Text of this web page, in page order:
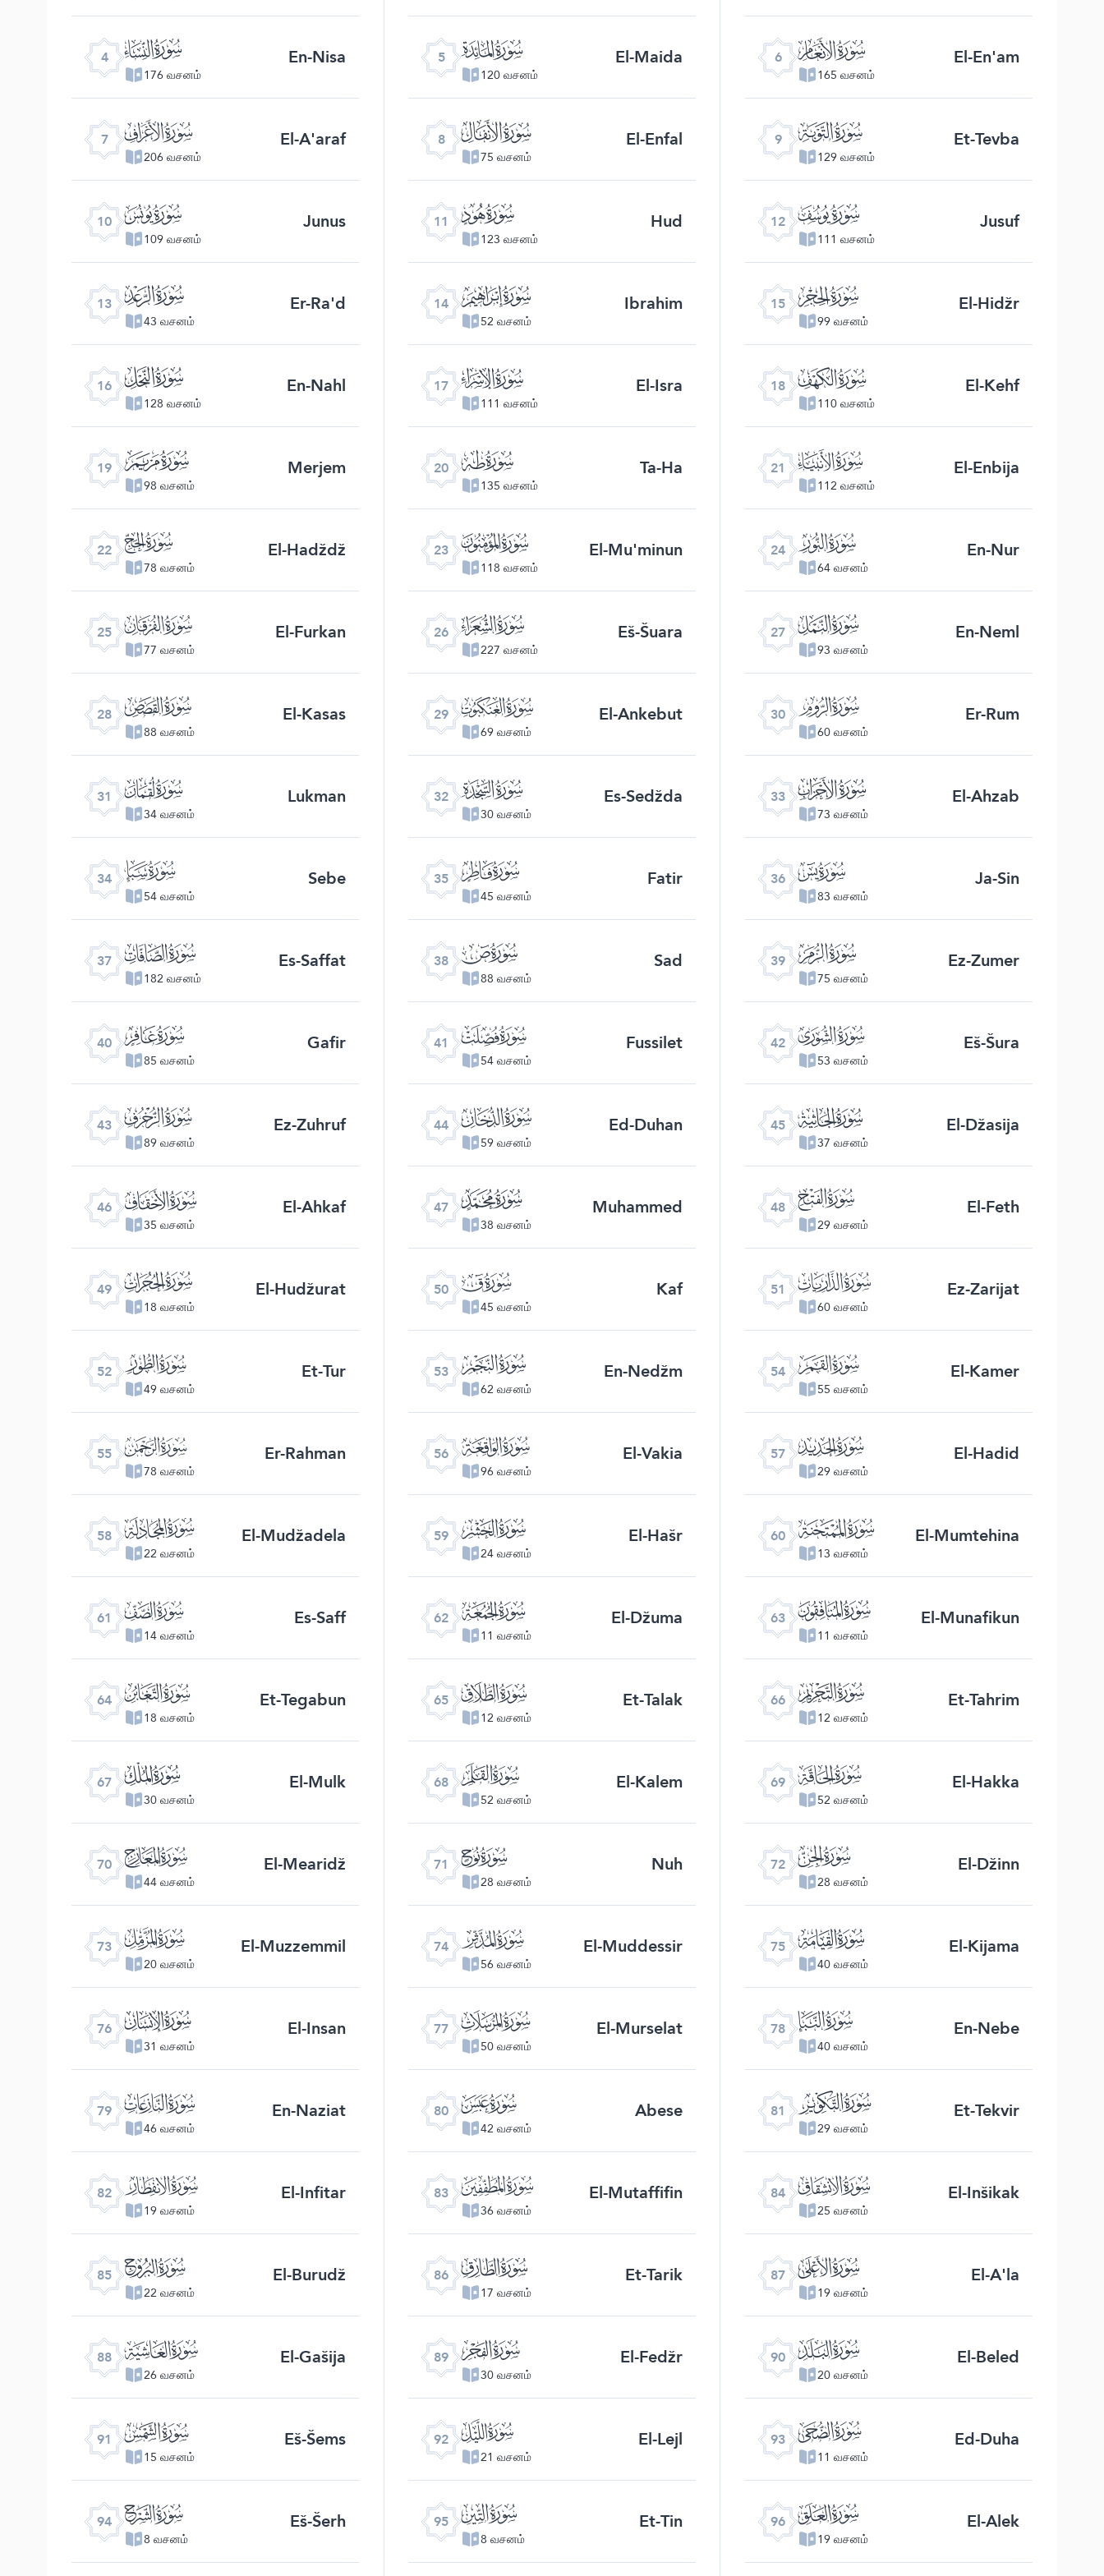
4 ﮐ
176 வசனம்
En-Nisa 5 ﮑ
120 வசனம்
El-Maida 6 ﮒ
165 வசனம்
El-En'am
7 ﮓ
206 வசனம்
El-A'araf 8 ﮔ
75 வசனம்
El-Enfal 9 ﮕ
129 வசனம்
Et-Tevba
10 ﮖ
109 வசனம்
Junus 11 ﮗ
123 வசனம்
Hud 12 ﮘ
111 வசனம்
Jusuf
13 ﮙ
43 வசனம்
Er-Ra'd 14 ﮚ
52 வசனம்
Ibrahim 15 ﮛ
99 வசனம்
El-Hidžr
16 ﮜ
128 வசனம்
En-Nahl 17 ﮝ
111 வசனம்
El-Isra 18 ﮞ
110 வசனம்
El-Kehf
19 ﮟ
98 வசனம்
Merjem 20 ﮠ
135 வசனம்
Ta-Ha 21 ﮡ
112 வசனம்
El-Enbija
22 ﮢ
78 வசனம்
El-Hadždž 23 ﮣ
118 வசனம்
El-Mu'minun 24 ﮤ
64 வசனம்
En-Nur
25 ﮥ
77 வசனம்
El-Furkan 26 ﮦ
227 வசனம்
Eš-Šuara 27 ﮧ
93 வசனம்
En-Neml
28 ﮨ
88 வசனம்
El-Kasas 29 ﮩ
69 வசனம்
El-Ankebut 30 ﮪ
60 வசனம்
Er-Rum
31 ﮫ
34 வசனம்
Lukman 32 ﮬ
30 வசனம்
Es-Sedžda 33 ﮭ
73 வசனம்
El-Ahzab
34 ﮮ
54 வசனம்
Sebe 35 ﮯ
45 வசனம்
Fatir 36 ﮰ
83 வசனம்
Ja-Sin
37 ﮱ
182 வசனம்
Es-Saffat 38 ﯓ
88 வசனம்
Sad 39 ﯔ
75 வசனம்
Ez-Zumer
40 ﯕ
85 வசனம்
Gafir 41 ﯖ
54 வசனம்
Fussilet 42 ﯗ
53 வசனம்
Eš-Šura
43 ﯘ
89 வசனம்
Ez-Zuhruf 44 ﯙ
59 வசனம்
Ed-Duhan 45 ﯚ
37 வசனம்
El-Džasija
46 ﯛ
35 வசனம்
El-Ahkaf 47 ﯜ
38 வசனம்
Muhammed 48 ﯝ
29 வசனம்
El-Feth
49 ﯞ
18 வசனம்
El-Hudžurat 50 ﯟ
45 வசனம்
Kaf 51 ﯠ
60 வசனம்
Ez-Zarijat
52 ﯡ
49 வசனம்
Et-Tur 53 ﯢ
62 வசனம்
En-Nedžm 54 ﯣ
55 வசனம்
El-Kamer
55 ﯤ
78 வசனம்
Er-Rahman 56 ﯥ
96 வசனம்
El-Vakia 57 ﯦ
29 வசனம்
El-Hadid
58 ﯧ
22 வசனம்
El-Mudžadela 59 ﯨ
24 வசனம்
El-Hašr 60 ﯩ
13 வசனம்
El-Mumtehina
61 ﯪ
14 வசனம்
Es-Saff 62 ﯫ
11 வசனம்
El-Džuma 63 ﯬ
11 வசனம்
El-Munafikun
64 ﯭ
18 வசனம்
Et-Tegabun 65 ﯮ
12 வசனம்
Et-Talak 66 ﯯ
12 வசனம்
Et-Tahrim
67 ﯰ
30 வசனம்
El-Mulk 68 ﯱ
52 வசனம்
El-Kalem 69 ﯲ
52 வசனம்
El-Hakka
70 ﯳ
44 வசனம்
El-Mearidž 71 ﯴ
28 வசனம்
Nuh 72 ﯵ
28 வசனம்
El-Džinn
73 ﯶ
20 வசனம்
El-Muzzemmil 74 ﯷ
56 வசனம்
El-Muddessir 75 ﯸ
40 வசனம்
El-Kijama
76 ﯹ
31 வசனம்
El-Insan 77 ﯺ
50 வசனம்
El-Murselat 78 ﯻ
40 வசனம்
En-Nebe
79 ﯼ
46 வசனம்
En-Naziat 80 ﯽ
42 வசனம்
Abese 81 ﯾ
29 வசனம்
Et-Tekvir
82 ﯿ
19 வசனம்
El-Infitar 83 ﰀ
36 வசனம்
El-Mutaffifin 84 ﰁ
25 வசனம்
El-Inšikak
85 ﰂ
22 வசனம்
El-Burudž 86 ﰃ
17 வசனம்
Et-Tarik 87 ﰄ
19 வசனம்
El-A'la
88 ﰅ
26 வசனம்
El-Gašija 89 ﰆ
30 வசனம்
El-Fedžr 90 ﰇ
20 வசனம்
El-Beled
91 ﰈ
15 வசனம்
Eš-Šems 92 ﰉ
21 வசனம்
El-Lejl 93 ﰊ
11 வசனம்
Ed-Duha
94 ﰋ
8 வசனம்
Eš-Šerh 95 ﰌ
8 வசனம்
Et-Tin 96 ﰍ
19 வசனம்
El-Alek